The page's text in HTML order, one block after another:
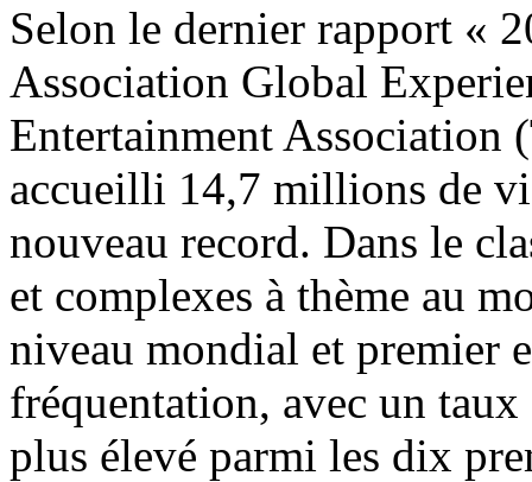
Selon le dernier rapport «
Association Global
Entertainment Association
accueilli 14,7 millions de
nouveau record. Dans le
et complexes à thème au
niveau mondial et premier
fréquentation, avec un
plus élevé parmi les dix